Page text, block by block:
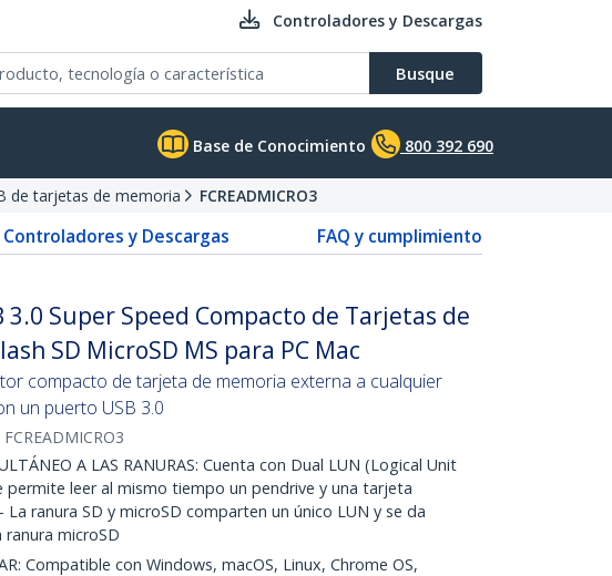
Controladores y Descargas
Busque
Base de Conocimiento 800 392 690
de tarjetas de memoria FCREADMICRO3
Controladores y Descargas
FAQ y cumplimiento
3.0 Super Speed Compacto de Tarjetas de
SD MicroSD MS para PC Mac
compacto de tarjeta de memoria externa a cualquier
un puerto USB 3.0
FCREADMICRO3
A LAS RANURAS: Cuenta con Dual LUN (Logical Unit
permite leer al mismo tiempo un pendrive y una tarjeta
La ranura SD y microSD comparten un único LUN y se da
microSD
Compatible con Windows, macOS, Linux, Chrome OS,